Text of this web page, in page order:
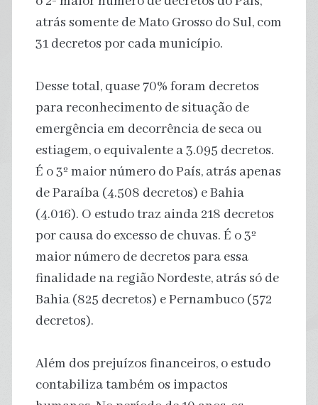
atrás somente de Mato Grosso do Sul, com
31 decretos por cada município.
Desse total, quase 70% foram decretos
para reconhecimento de situação de
emergência em decorrência de seca ou
estiagem, o equivalente a 3.095 decretos.
É o 3º maior número do País, atrás apenas
de Paraíba (4.508 decretos) e Bahia
(4.016). O estudo traz ainda 218 decretos
por causa do excesso de chuvas. É o 3º
maior número de decretos para essa
finalidade na região Nordeste, atrás só de
Bahia (825 decretos) e Pernambuco (572
decretos).
Além dos prejuízos financeiros, o estudo
contabiliza também os impactos